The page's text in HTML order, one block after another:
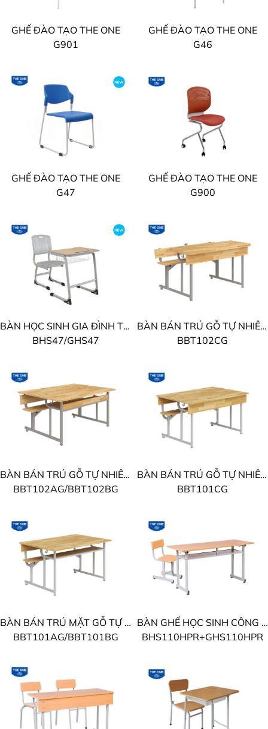
GHẾ ĐÀO TẠO THE ONE
G901
GHẾ ĐÀO TẠO THE ONE
G46
GHẾ ĐÀO TẠO THE ONE
G47
GHẾ ĐÀO TẠO THE ONE
G900
BÀN HỌC SINH GIA ĐÌNH THE ONE
BHS47/GHS47
BÀN BÁN TRÚ GỖ TỰ NHIÊN THE ONE
BBT102CG
BÀN BÁN TRÚ GỖ TỰ NHIÊN THE ONE
BBT102AG/BBT102BG
BÀN BÁN TRÚ GỖ TỰ NHIÊN THE ONE
BBT101CG
BÀN BÁN TRÚ MẶT GỖ TỰ NHIÊN THE ONE
BBT101AG/BBT101BG
BÀN GHẾ HỌC SINH CÔNG TRÌNH THE ONE
BHS110HPR+GHS110HPR